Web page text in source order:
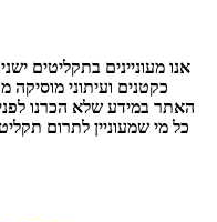
אנו מעוניינים בתקליטים
כקטנים ועיתוני
האתר במידע שלא הכרנו
כל מי שמעוניין לתרום